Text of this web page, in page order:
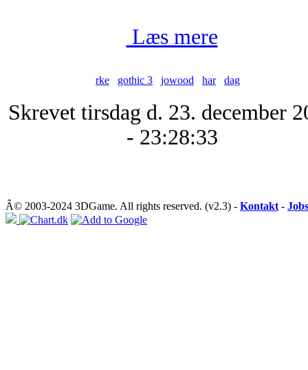
Læs mere
rke gothic 3 jowood har dag
Skrevet tirsdag d. 23. december
- 23:28:33
Â© 2003-2024 3DGame. All rights reserved. (v2.3) - Kontakt - Jobs